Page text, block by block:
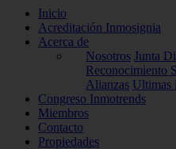
Inicio
Acreditación Inmosignia
Acerca de
Nosotros Junta
Reconocimiento
Alianzas Ultimas
Congreso Inmotrends
Miembros
Contacto
Propiedades